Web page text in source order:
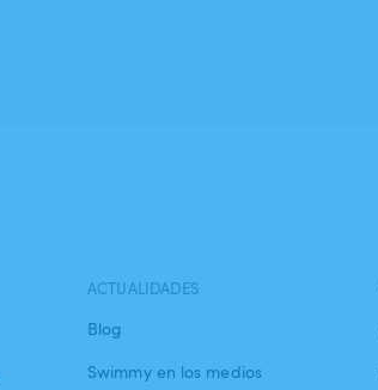
ACTUALIDADES
Blog
Swimmy en los medios